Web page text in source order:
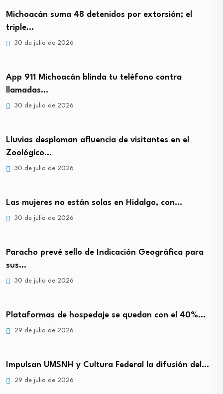
Michoacán suma 48 detenidos por extorsión; el
triple…
30 de julio de 2026
App 911 Michoacán blinda tu teléfono contra
llamadas…
30 de julio de 2026
Lluvias desploman afluencia de visitantes en el
Zoológico…
30 de julio de 2026
Las mujeres no están solas en Hidalgo, con…
30 de julio de 2026
Paracho prevé sello de Indicación Geográfica para
sus…
30 de julio de 2026
Plataformas de hospedaje se quedan con el 40%…
29 de julio de 2026
Impulsan UMSNH y Cultura Federal la difusión del…
29 de julio de 2026